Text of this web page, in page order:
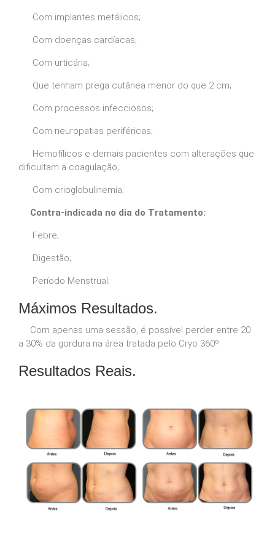
Com implantes metálicos;
Com doenças cardíacas;
Com urticária;
Que tenham prega cutânea menor do que 2 cm;
Com processos infecciosos;
Com neuropatias periféricas;
Hemofílicos e demais pacientes com alterações que
dificultam a coagulação;
Com crioglobulinemia;
Contra-indicada no dia do Tratamento:
Febre;
Digestão;
Período Menstrual;
Máximos Resultados.
Com apenas uma sessão, é possível perder entre 20
a 30% da gordura na área tratada pelo Cryo 360º.
Resultados Reais.